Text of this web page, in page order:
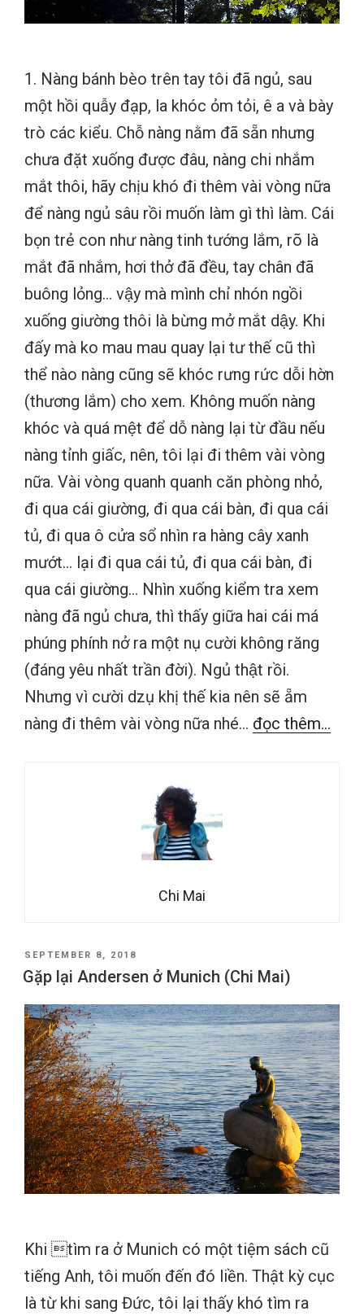
1. Nàng bánh bèo trên tay tôi đã ngủ, sau
một hồi quẫy đạp, la khóc ỏm tỏi, ê a và bày
trò các kiểu. Chỗ nàng nằm đã sẵn nhưng
chưa đặt xuống được đâu, nàng chi nhắm
mắt thôi, hãy chịu khó đi thêm vài vòng nữa
để nàng ngủ sâu rồi muốn làm gì thì làm. Cái
bọn trẻ con như nàng tinh tướng lắm, rõ là
mắt đã nhắm, hơi thở đã đều, tay chân đã
buông lỏng… vậy mà mình chỉ nhón ngồi
xuống giường thôi là bừng mở mắt dậy. Khi
đấy mà ko mau mau quay lại tư thế cũ thì
thể nào nàng cũng sẽ khóc rưng rức dỗi hờn
(thương lắm) cho xem. Không muốn nàng
khóc và quá mệt để dỗ nàng lại từ đầu nếu
nàng tỉnh giấc, nên, tôi lại đi thêm vài vòng
nữa. Vài vòng quanh quanh căn phòng nhỏ,
đi qua cái giường, đi qua cái bàn, đi qua cái
tủ, đi qua ô cửa sổ nhìn ra hàng cây xanh
mướt… lại đi qua cái tủ, đi qua cái bàn, đi
qua cái giường… Nhìn xuống kiểm tra xem
nàng đã ngủ chưa, thì thấy giữa hai cái má
phúng phính nở ra một nụ cười không răng
(đáng yêu nhất trần đời). Ngủ thật rồi.
Nhưng vì cười dzụ khị thế kia nên sẽ ẵm
nàng đi thêm vài vòng nữa nhé… đọc thêm...
Chi Mai
POSTED
ON
SEPTEMBER 8, 2018
Gặp lại Andersen ở Munich (Chi Mai)
Khi tìm ra ở Munich có một tiệm sách cũ
tiếng Anh, tôi muốn đến đó liền. Thật kỳ cục
là từ khi sang Đức, tôi lại thấy khó tìm ra